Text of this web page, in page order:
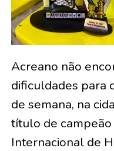
Acreano não
dificuldades para
de semana, na
título de
Internacional de